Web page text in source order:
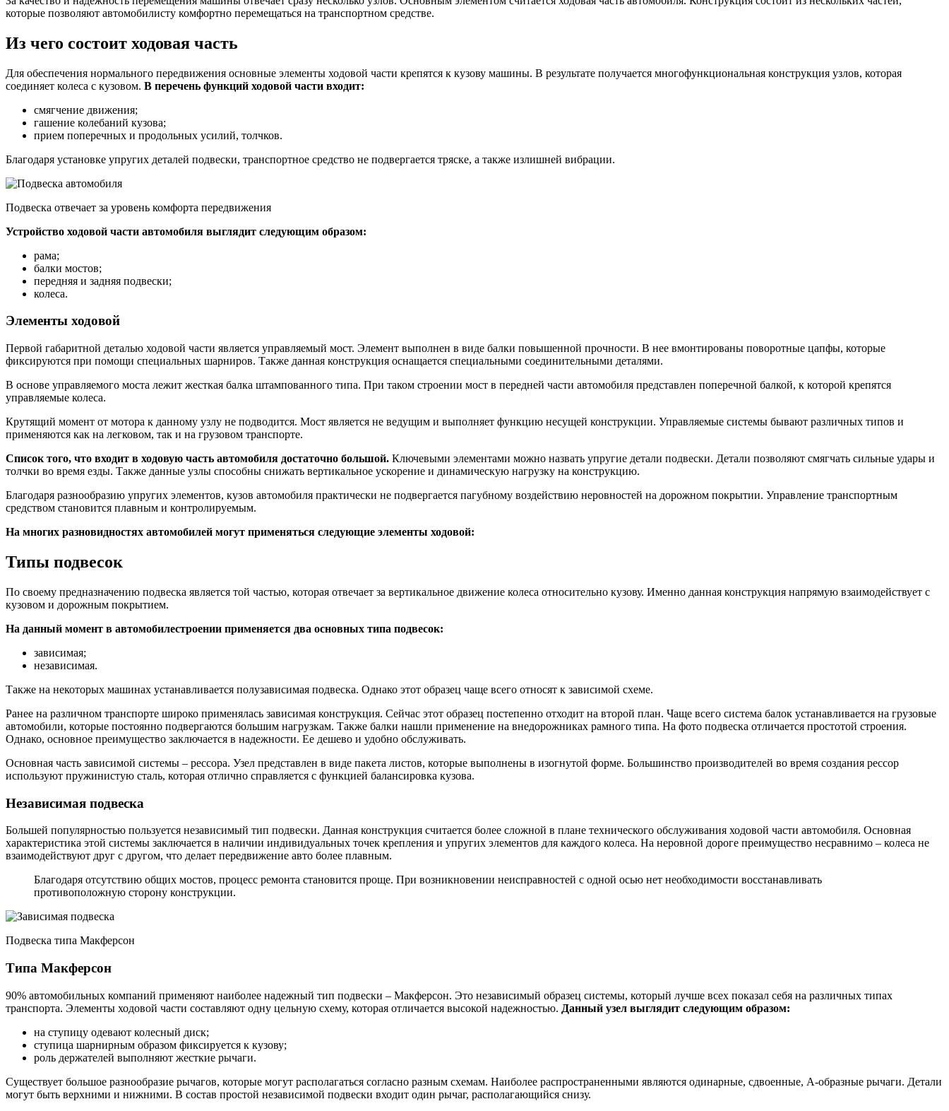
часть
автомобиля
которые позволяют автомобилисту комфортно перемещаться на транспортном средстве.
Из чего состоит ходовая часть
Для обеспечения нормального передвижения основные элементы ходовой части крепятся к кузову машины. В результате получается многофункциональная конструкция узлов, которая
соединяет колеса с кузовом. В перечень функций ходовой части входит:
смягчение движения;
гашение колебаний кузова;
прием поперечных и продольных усилий, толчков.
Благодаря установке упругих деталей подвески, транспортное средство не подвергается тряске, а также излишней вибрации.
Подвеска отвечает за уровень комфорта передвижения
Устройство ходовой части автомобиля выглядит следующим образом:
рама;
балки мостов;
передняя и задняя подвески;
колеса.
Элементы ходовой
Первой габаритной деталью ходовой части является управляемый мост. Элемент выполнен в виде балки повышенной прочности. В нее вмонтированы поворотные цапфы, которые
фиксируются при помощи специальных шарниров. Также данная конструкция оснащается специальными соединительными деталями.
В основе управляемого моста лежит жесткая балка штампованного типа. При таком строении мост в передней части автомобиля представлен поперечной балкой, к которой крепятся
управляемые колеса.
Крутящий момент от мотора к данному узлу не подводится. Мост является не ведущим и выполняет функцию несущей конструкции. Управляемые системы бывают различных типов и
применяются как на легковом, так и на грузовом транспорте.
Список того, что входит в ходовую часть автомобиля достаточно большой. Ключевыми элементами можно назвать упругие детали подвески. Детали позволяют смягчать сильные удары и
толчки во время езды. Также данные узлы способны снижать вертикальное ускорение и динамическую нагрузку на конструкцию.
Благодаря разнообразию упругих элементов, кузов автомобиля практически не подвергается пагубному воздействию неровностей на дорожном покрытии. Управление транспортным
средством становится плавным и контролируемым.
На многих разновидностях автомобилей могут применяться следующие элементы ходовой:
Типы подвесок
По своему предназначению подвеска является той частью, которая отвечает за вертикальное движение колеса относительно кузову. Именно данная конструкция напрямую взаимодействует с
кузовом и дорожным покрытием.
На данный момент в автомобилестроении применяется два основных типа подвесок:
зависимая;
независимая.
Также на некоторых машинах устанавливается полузависимая подвеска. Однако этот образец чаще всего относят к зависимой схеме.
Ранее на различном транспорте широко применялась зависимая конструкция. Сейчас этот образец постепенно отходит на второй план. Чаще всего система балок устанавливается на грузовые
автомобили, которые постоянно подвергаются большим нагрузкам. Также балки нашли применение на внедорожниках рамного типа. На фото подвеска отличается простотой строения.
Однако, основное преимущество заключается в надежности. Ее дешево и удобно обслуживать.
Основная часть зависимой системы – рессора. Узел представлен в виде пакета листов, которые выполнены в изогнутой форме. Большинство производителей во время создания рессор
используют пружинистую сталь, которая отлично справляется с функцией балансировка кузова.
Независимая подвеска
Большей популярностью пользуется независимый тип подвески. Данная конструкция считается более сложной в плане технического обслуживания ходовой части автомобиля. Основная
характеристика этой системы заключается в наличии индивидуальных точек крепления и упругих элементов для каждого колеса. На неровной дороге преимущество несравнимо – колеса не
взаимодействуют друг с другом, что делает передвижение авто более плавным.
Благодаря отсутствию общих мостов, процесс ремонта становится проще. При возникновении неисправностей с одной осью нет необходимости восстанавливать
противоположную сторону конструкции.
Подвеска типа Макферсон
Типа Макферсон
90% автомобильных компаний применяют наиболее надежный тип подвески – Макферсон. Это независимый образец системы, который лучше всех показал себя на различных типах
транспорта. Элементы ходовой части составляют одну цельную схему, которая отличается высокой надежностью. Данный узел выглядит следующим образом:
на ступицу одевают колесный диск;
ступица шарнирным образом фиксируется к кузову;
роль держателей выполняют жесткие рычаги.
Существует большое разнообразие рычагов, которые могут располагаться согласно разным схемам. Наиболее распространенными являются одинарные, сдвоенные, А-образные рычаги. Детали
могут быть верхними и нижними. В состав простой независимой подвески входит один рычаг, располагающийся снизу.